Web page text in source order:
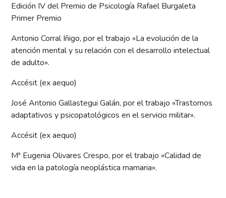
Edición IV del Premio de Psicología Rafael Burgaleta
Primer Premio
Antonio Corral Iñigo, por el trabajo «La evolución de la
atención mental y su relación con el desarrollo intelectual
de adulto».
Accésit (ex aequo)
José Antonio Gallastegui Galán, por el trabajo «Trastornos
adaptativos y psicopatológicos en el servicio militar».
Accésit (ex aequo)
Mª Eugenia Olivares Crespo, por el trabajo «Calidad de
vida en la patología neoplástica mamaria».